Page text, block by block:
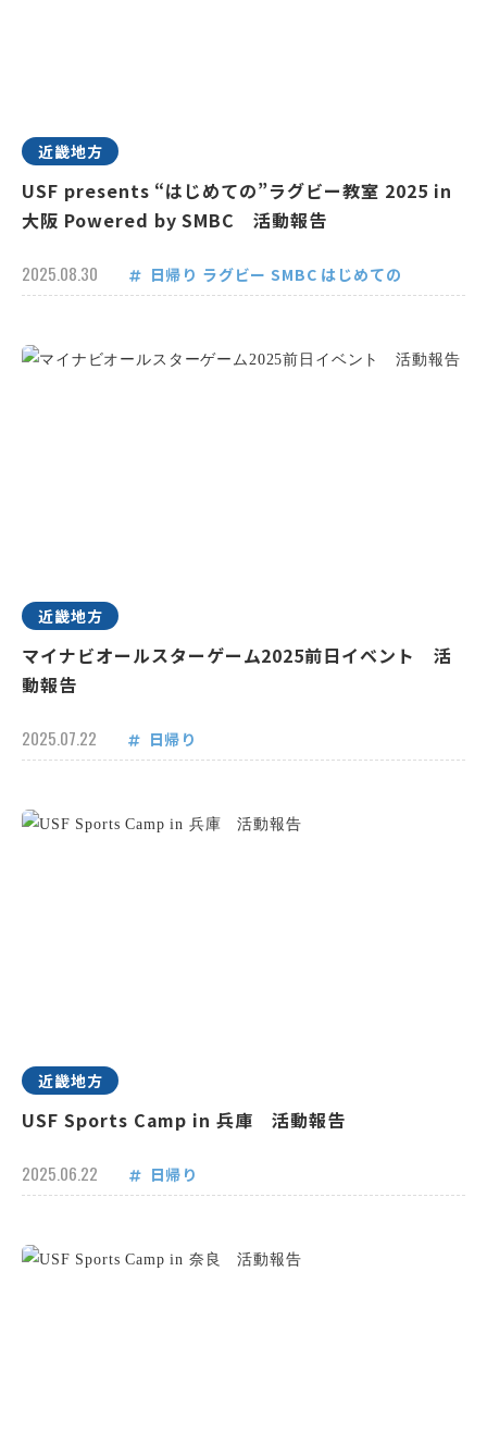
近畿地方
USF presents “はじめての”ラグビー教室 2025 in
大阪 Powered by SMBC 活動報告
2025.08.30 日帰り ラグビー SMBC はじめての
近畿地方
マイナビオールスターゲーム2025前日イベント 活
動報告
2025.07.22 日帰り
近畿地方
USF Sports Camp in 兵庫 活動報告
2025.06.22 日帰り